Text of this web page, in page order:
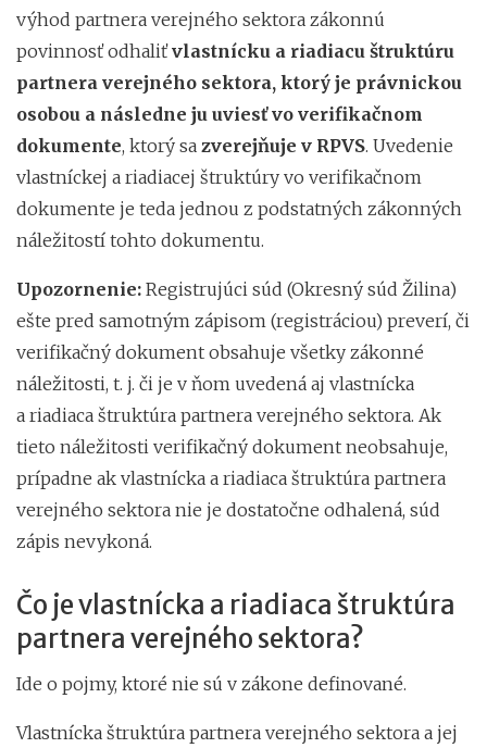
výhod partnera verejného sektora zákonnú
povinnosť odhaliťvlastnícku a riadiacu štruktúru
partnera verejného sektora, ktorý je právnickou
osobou a následne ju uviesť vo verifikačnom
dokumente, ktorý sa zverejňuje v RPVS. Uvedenie
vlastníckej a riadiacej štruktúry vo verifikačnom
dokumente je teda jednou z podstatných zákonných
náležitostí tohto dokumentu.
Upozornenie: Registrujúci súd (Okresný súd Žilina)
ešte pred samotným zápisom (registráciou) preverí, či
verifikačný dokument obsahuje všetky zákonné
náležitosti, t. j. či je v ňom uvedená aj vlastnícka
a riadiaca štruktúra partnera verejného sektora. Ak
tieto náležitosti verifikačný dokument neobsahuje,
prípadne ak vlastnícka a riadiaca štruktúra partnera
verejného sektora nie je dostatočne odhalená, súd
zápis nevykoná.
Čo je vlastnícka a riadiaca štruktúra
partnera verejného sektora?
Ide o pojmy, ktoré nie sú v zákone definované.
Vlastnícka štruktúra partnera verejného sektora a jej